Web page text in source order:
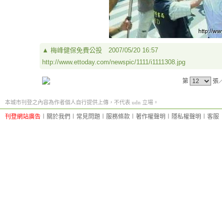
▲ 梅峰健保免費公投
2007/05/20 16:57
http://www.ettoday.com/newspic/1111/i1111308.jpg
第 張
本城市刊登之內容為作者個人自行提供上傳，不代表 udn 立場。
刊登網站廣告 關於我們 常見問題 服務條款 著作權聲明 隱私權聲明 客服